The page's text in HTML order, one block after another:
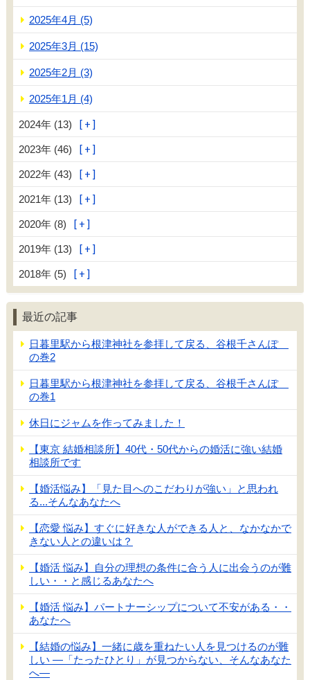
2025年4月 (5)
2025年3月 (15)
2025年2月 (3)
2025年1月 (4)
2024年 (13)
2023年 (46)
2022年 (43)
2021年 (13)
2020年 (8)
2019年 (13)
2018年 (5)
最近の記事
日暮里駅から根津神社を参拝して戻る、谷根千さんぽ
の巻2
日暮里駅から根津神社を参拝して戻る、谷根千さんぽ
の巻1
休日にジャムを作ってみました！
【東京 結婚相談所】40代・50代からの婚活に強い結婚
相談所です
【婚活悩み】「見た目へのこだわりが強い」と思われ
る...そんなあなたへ
【恋愛 悩み】すぐに好きな人ができる人と、なかなかで
きない人との違いは？
【婚活 悩み】自分の理想の条件に合う人に出会うのが難
しい・・と感じるあなたへ
【婚活 悩み】パートナーシップについて不安がある・・
あなたへ
【結婚の悩み】一緒に歳を重ねたい人を見つけるのが難
しい ―「たったひとり」が見つからない、そんなあなた
へ―